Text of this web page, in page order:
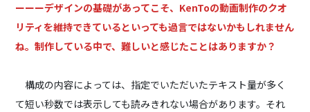
ーーーデザインの基礎があってこそ、KenToの動画制作のクオ
リティを維持できているといっても過言ではないかもしれません
ね。制作している中で、難しいと感じたことはありますか？
構成の内容によっては、指定でいただいたテキスト量が多く
て短い秒数では表示しても読みきれない場合があります。それ